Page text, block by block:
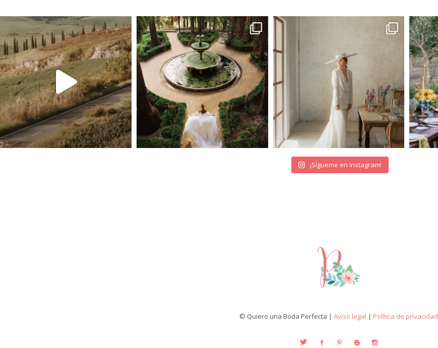
¡Sígueme en Instagram!
© Quiero una Boda Perfecta | Aviso legal | Política de privacidad